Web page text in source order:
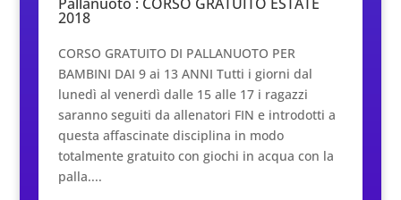
2018
CORSO GRATUITO DI PALLANUOTO PER
BAMBINI DAI 9 ai 13 ANNI Tutti i giorni dal
lunedì al venerdì dalle 15 alle 17 i ragazzi
saranno seguiti da allenatori FIN e introdotti a
questa affascinate disciplina in modo
totalmente gratuito con giochi in acqua con la
palla....